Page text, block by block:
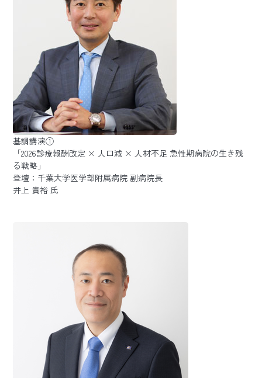
基調講演①
「2026診療報酬改定 × 人口減 × 人材不足 急性期病院の生き残
る戦略」
登壇：千葉大学医学部附属病院 副病院長
井上 貴裕 氏